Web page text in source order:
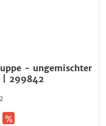
- ungemischter
| 299842